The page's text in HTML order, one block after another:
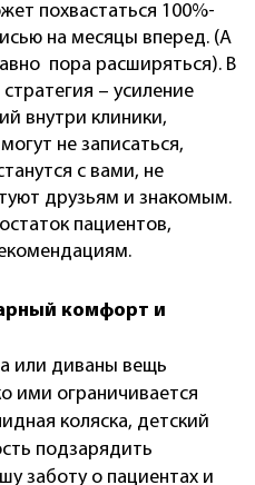
похвастаться 100%-
на месяцы вперед. (А
пора расширяться). В
– усиление
внутри клиники,
не записаться,
с вами, не
друзьям и знакомым.
пациентов,
комфорт и
или диваны вещь
ими ограничивается
коляска, детский
подзарядить
заботу о пациентах и